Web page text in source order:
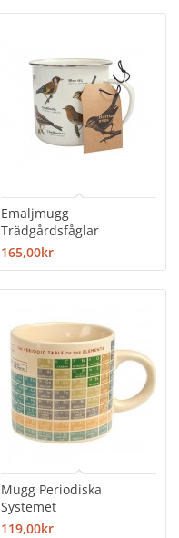
Emaljmugg
Trädgårdsfåglar
165,00kr
Mugg Periodiska
Systemet
119,00kr